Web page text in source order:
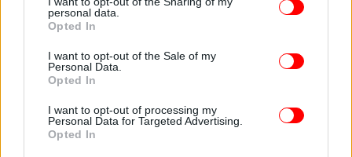
grant or deny consent to Google and its third-party tags to
use your data for below specified purposes in below Google
consent section.
personal data.
Opted In
I want to opt-out of the Sale of my
Personal Data.
Opted In
I want to opt-out of processing my
Personal Data for Targeted Advertising.
Opted In
καταγράφηκαν από την κάμερα έδειξαν πόσο
έντονα ζει το παιχνίδι, κάτι που δεν είναι
εξέδρες.